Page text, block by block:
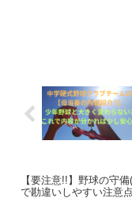
【要注意!!】野球の守
で勘違いしやすい注意